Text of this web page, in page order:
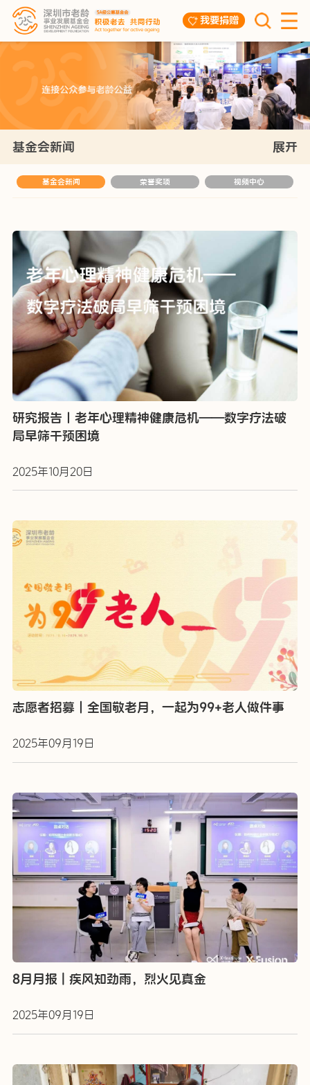
我要捐赠
基金会新闻 展开
基金会新闻 荣誉奖项 视频中心
研究报告丨老年心理精神健康危机——数字疗法破
局早筛干预困境
2025年10月20日
志愿者招募｜全国敬老月，一起为99+老人做件事
2025年09月19日
8月月报 | 疾风知劲雨，烈火见真金
2025年09月19日